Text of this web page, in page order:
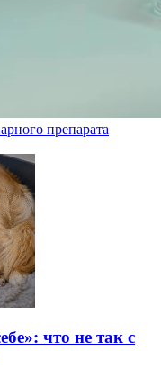
препарата
что не так с